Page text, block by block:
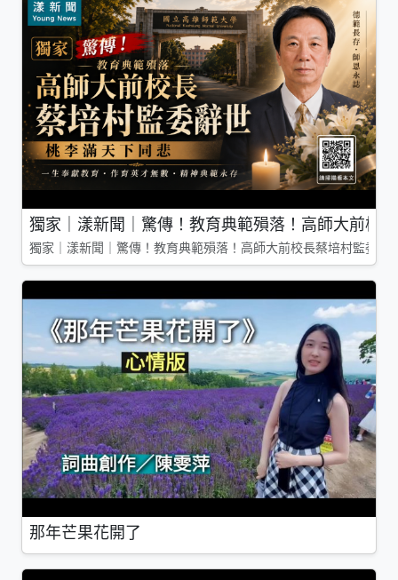
獨家｜漾新聞｜驚傳！教育典範殞落！高師大前校
獨家｜漾新聞｜驚傳！教育典範殞落！高師大前校長蔡培村監委
那年芒果花開了